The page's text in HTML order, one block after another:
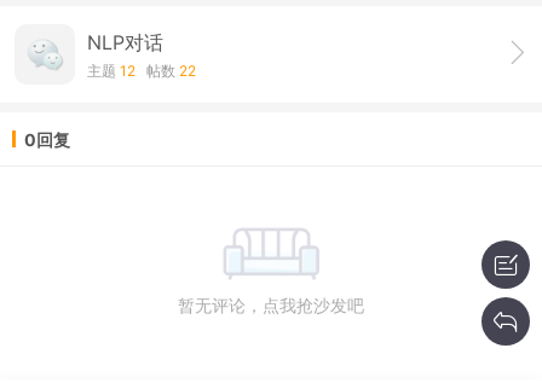
NLP对话
主题 12 帖数 22
0回复
暂无评论，点我抢沙发吧